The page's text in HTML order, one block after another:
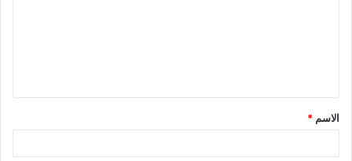
ق
*
الاسم *